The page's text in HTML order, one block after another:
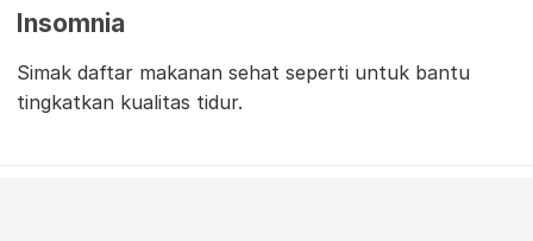
Insomnia
Simak daftar makanan sehat seperti untuk bantu
tingkatkan kualitas tidur.